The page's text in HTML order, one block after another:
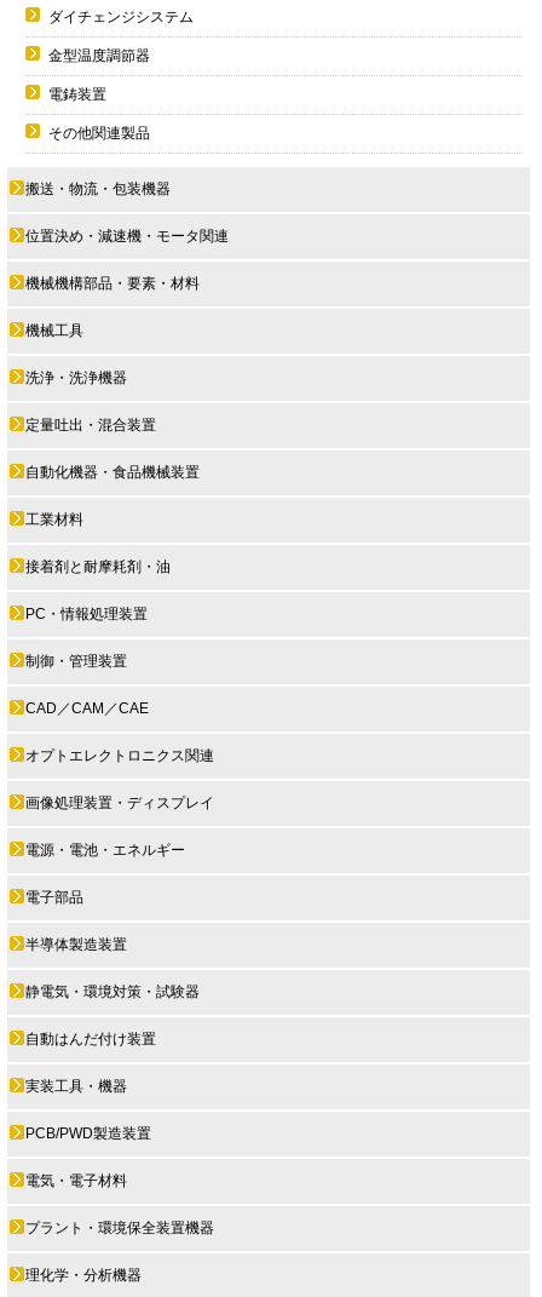
ダイチェンジシステム
金型温度調節器
電鋳装置
その他関連製品
搬送・物流・包装機器
位置決め・減速機・モータ関連
機械機構部品・要素・材料
機械工具
洗浄・洗浄機器
定量吐出・混合装置
自動化機器・食品機械装置
工業材料
接着剤と耐摩耗剤・油
PC・情報処理装置
制御・管理装置
CAD／CAM／CAE
オプトエレクトロニクス関連
画像処理装置・ディスプレイ
電源・電池・エネルギー
電子部品
半導体製造装置
静電気・環境対策・試験器
自動はんだ付け装置
実装工具・機器
PCB/PWD製造装置
電気・電子材料
プラント・環境保全装置機器
理化学・分析機器